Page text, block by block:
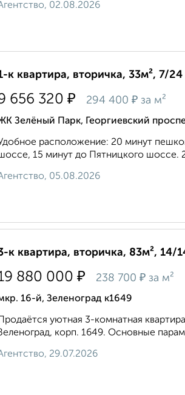
02.08.2026
к квартира, вторичка, 33м², 7/
656 320 ₽ 294 400 ₽ за м²
Зелёный Парк, Георгиевский
расположение: 20 минут
15 минут до Пятницкого шоссе.
05.08.2026
к квартира, вторичка, 83м², 14/
880 000 ₽ 238 700 ₽ за м²
16-й, Зеленоград к1649
уютная 3-комнатная
корп. 1649. Основные
29.07.2026